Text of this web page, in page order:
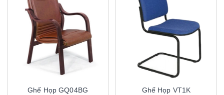
Ghế Họp GQ04BG Ghế Họp VT1K